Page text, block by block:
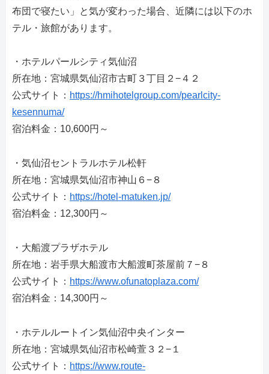
布団で寝たい」と気が変わった場合、近隣には以下のホ
テル・旅館があります。
・ホテルパールシティ気仙沼
所在地：宮城県気仙沼市古町３丁目２−４２
公式サイト： https://hmihotelgroup.com/pearlcity-
kesennuma/
宿泊料金：10,600円～
・気仙沼セントラルホテル松軒
所在地：宮城県気仙沼市神山６−８
公式サイト： https://hotel-matuken.jp/
宿泊料金：12,300円～
・大船渡プラザホテル
所在地：岩手県大船渡市大船渡町茶屋前７−８
公式サイト： https://www.ofunatoplaza.com/
宿泊料金：14,300円～
・ホテルルートイン気仙沼中央インター
所在地：宮城県気仙沼市松崎萱３２−１
公式サイト： https://www.route-